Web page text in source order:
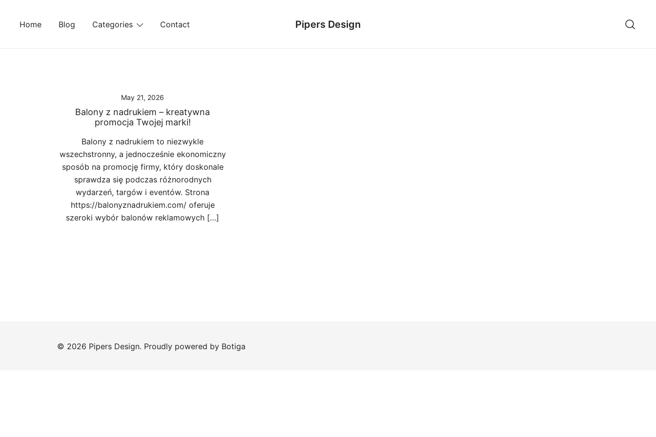
Home Blog Categories Contact Pipers Design
May 21, 2026
Balony z nadrukiem – kreatywna
promocja Twojej marki!
Balony z nadrukiem to niezwykle
wszechstronny, a jednocześnie ekonomiczny
sposób na promocję firmy, który doskonale
sprawdza się podczas różnorodnych
wydarzeń, targów i eventów. Strona
https://balonyznadrukiem.com/ oferuje
szeroki wybór balonów reklamowych […]
© 2026 Pipers Design. Proudly powered by Botiga